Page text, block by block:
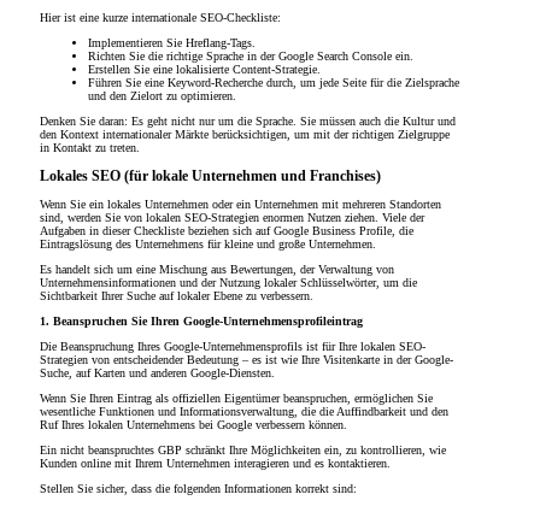
Hier ist eine kurze internationale SEO-Checkliste:
Implementieren Sie Hreflang-Tags.
Richten Sie die richtige Sprache in der Google Search Console ein.
Erstellen Sie eine lokalisierte Content-Strategie.
Führen Sie eine Keyword-Recherche durch, um jede Seite für die Zielsprache
und den Zielort zu optimieren.
Denken Sie daran: Es geht nicht nur um die Sprache. Sie müssen auch die Kultur und
den Kontext internationaler Märkte berücksichtigen, um mit der richtigen Zielgruppe
in Kontakt zu treten.
Lokales SEO (für lokale Unternehmen und Franchises)
Wenn Sie ein lokales Unternehmen oder ein Unternehmen mit mehreren Standorten
sind, werden Sie von lokalen SEO-Strategien enormen Nutzen ziehen. Viele der
Aufgaben in dieser Checkliste beziehen sich auf Google Business Profile, die
Eintragslösung des Unternehmens für kleine und große Unternehmen.
Es handelt sich um eine Mischung aus Bewertungen, der Verwaltung von
Unternehmensinformationen und der Nutzung lokaler Schlüsselwörter, um die
Sichtbarkeit Ihrer Suche auf lokaler Ebene zu verbessern.
1. Beanspruchen Sie Ihren Google-Unternehmensprofileintrag
Die Beanspruchung Ihres Google-Unternehmensprofils ist für Ihre lokalen SEO-
Strategien von entscheidender Bedeutung – es ist wie Ihre Visitenkarte in der Google-
Suche, auf Karten und anderen Google-Diensten.
Wenn Sie Ihren Eintrag als offiziellen Eigentümer beanspruchen, ermöglichen Sie
wesentliche Funktionen und Informationsverwaltung, die die Auffindbarkeit und den
Ruf Ihres lokalen Unternehmens bei Google verbessern können.
Ein nicht beanspruchtes GBP schränkt Ihre Möglichkeiten ein, zu kontrollieren, wie
Kunden online mit Ihrem Unternehmen interagieren und es kontaktieren.
Stellen Sie sicher, dass die folgenden Informationen korrekt sind: